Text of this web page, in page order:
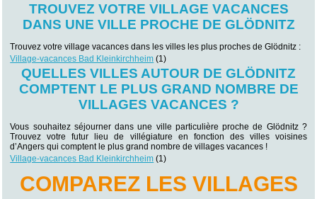
TROUVEZ VOTRE VILLAGE VACANCES
DANS UNE VILLE PROCHE DE GLÖDNITZ
Trouvez votre village vacances dans les villes les plus proches de Glödnitz :
Village-vacances Bad Kleinkirchheim (1)
QUELLES VILLES AUTOUR DE GLÖDNITZ
COMPTENT LE PLUS GRAND NOMBRE DE
VILLAGES VACANCES ?
Vous souhaitez séjourner dans une ville particulière proche de Glödnitz ?
Trouvez votre futur lieu de villégiature en fonction des villes voisines
d’Angers qui comptent le plus grand nombre de villages vacances !
Village-vacances Bad Kleinkirchheim (1)
COMPAREZ LES VILLAGES